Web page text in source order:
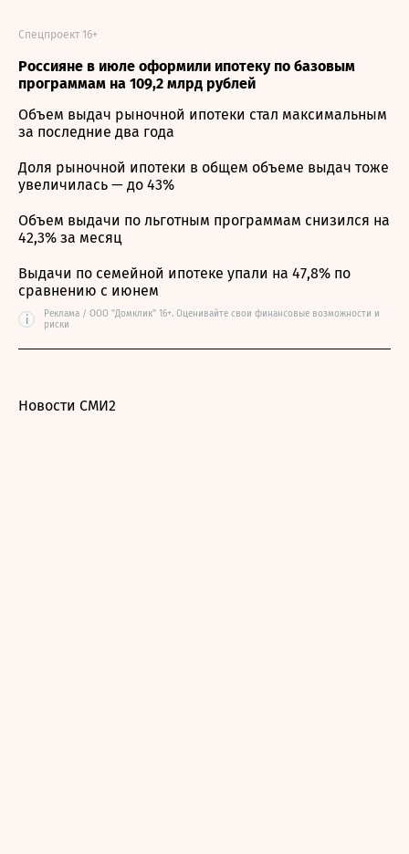
Россияне в июле оформили ипотеку по базовым
программам на 109,2 млрд рублей
Спецпроект 16+
Объем выдач рыночной ипотеки стал максимальным
за последние два года
Доля рыночной ипотеки в общем объеме выдач тоже
увеличилась — до 43%
Объем выдачи по льготным программам снизился на
42,3% за месяц
Выдачи по семейной ипотеке упали на 47,8% по
сравнению с июнем
i
Реклама / ООО "Домклик" 16+. Оценивайте свои финансовые возможности и
риски
Новости СМИ2